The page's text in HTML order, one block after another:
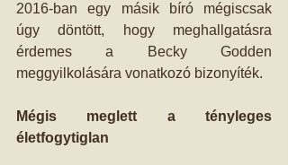
2016-ban egy másik bíró mégiscsak
úgy döntött, hogy meghallgatásra
érdemes a Becky Godden
meggyilkolására vonatkozó bizonyíték.
Mégis meglett a tényleges
életfogytiglan